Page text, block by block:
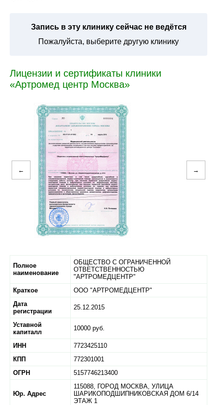
Запись в эту клинику сейчас не ведётся
Пожалуйста, выберите другую клинику
Лицензии и сертификаты клиники
«Артромед центр Москва»
← →
Полное
наименование
ОБЩЕСТВО С ОГРАНИЧЕННОЙ
ОТВЕТСТВЕННОСТЬЮ
"АРТРОМЕДЦЕНТР"
Краткое
ООО "АРТРОМЕДЦЕНТР"
Дата
регистрации
25.12.2015
Уставной
капиталл
10000 руб.
ИНН
7723425110
КПП
772301001
ОГРН
5157746213400
Юр. Адрес
115088, ГОРОД МОСКВА, УЛИЦА
ШАРИКОПОДШИПНИКОВСКАЯ ДОМ 6/14
ЭТАЖ 1